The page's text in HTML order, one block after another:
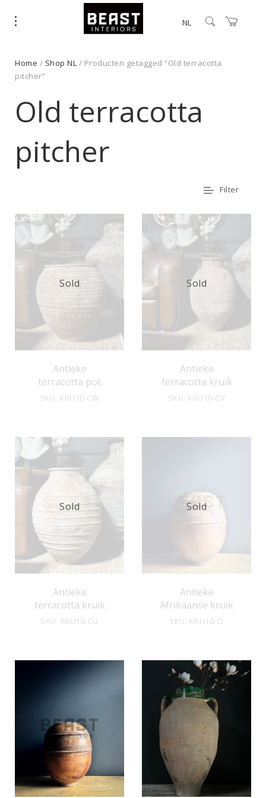
NL
Home / Shop NL / Producten getagged “Old terracotta
pitcher”
Old terracotta
pitcher
Filter
Antieke
terracotta pot
SKU: KRU10-CW
Sold
Antieke
terracotta kruik
SKU: KRU10-CV
Sold
Antieke
terracotta kruik
SKU: KRU10-CU
Sold
Antieke
Afrikaanse kruik
SKU: KRU10-CI
Sold